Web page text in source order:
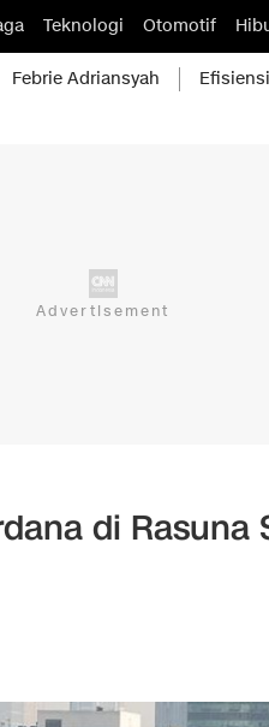
Teknologi Otomotif
Febrie Adriansyah
di Rasuna